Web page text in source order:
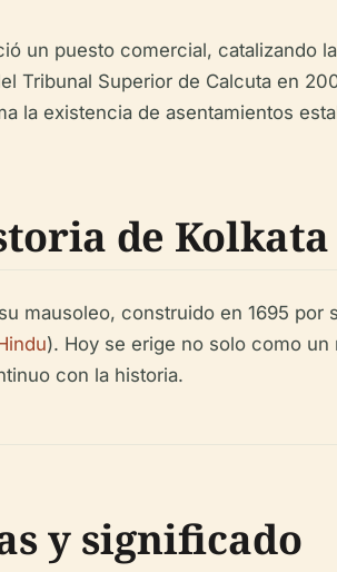
un puesto comercial, catalizando
Tribunal Superior de Calcuta en
la existencia de asentamientos
de Kolkata
mausoleo, construido en 1695 por
). Hoy se erige no solo como
con la historia.
y significado